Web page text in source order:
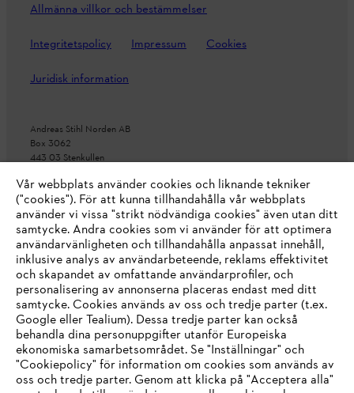
Allmänna villkor och bestämmelser
Integritetspolicy Impressum Cookies
Juridisk information
Andreas Stihl Norden AB
Box 3062
443 03 Stenkullen
Vår webbplats använder cookies och liknande tekniker
("cookies"). För att kunna tillhandahålla vår webbplats
använder vi vissa "strikt nödvändiga cookies" även utan ditt
samtycke. Andra cookies som vi använder för att optimera
användarvänligheten och tillhandahålla anpassat innehåll,
inklusive analys av användarbeteende, reklams effektivitet
och skapandet av omfattande användarprofiler, och
personalisering av annonserna placeras endast med ditt
samtycke. Cookies används av oss och tredje parter (t.ex.
Google eller Tealium). Dessa tredje parter kan också
behandla dina personuppgifter utanför Europeiska
ekonomiska samarbetsområdet. Se "Inställningar" och
"Cookiepolicy" för information om cookies som används av
oss och tredje parter. Genom att klicka på "Acceptera alla"